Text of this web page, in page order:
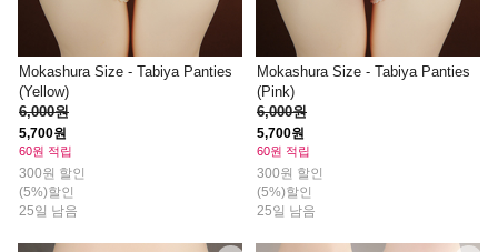
Mokashura Size - Tabiya Panties
(Yellow)
6,000원
5,700원
60원 적립
300원 할인
(5%)할인
25일 남음
Mokashura Size - Tabiya Panties
(Pink)
6,000원
5,700원
60원 적립
300원 할인
(5%)할인
25일 남음